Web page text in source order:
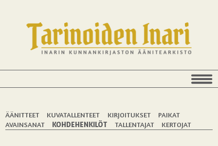
ÄÄNITTEET KUVATALLENTEET KIRJOITUKSET
PAIKAT
AVAINSANAT
KOHDEHENKILÖT TALLENTAJAT KERTOJAT